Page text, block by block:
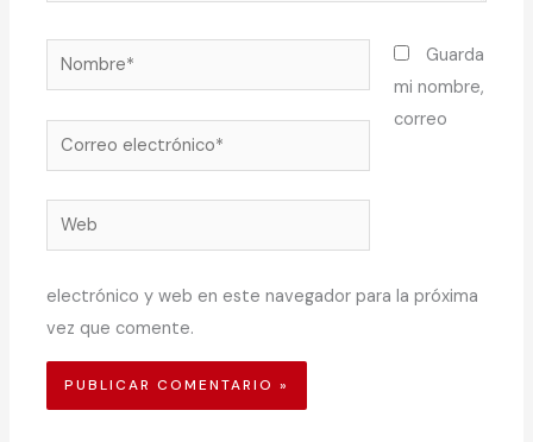
Nombre*
Correo
electrónico*
Web
Guarda
mi nombre,
correo
electrónico y web en este navegador para la próxima
vez que comente.